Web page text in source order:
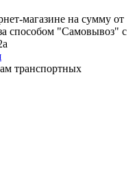
магазине на сумму от
способом "Самовывоз" с
транспортных